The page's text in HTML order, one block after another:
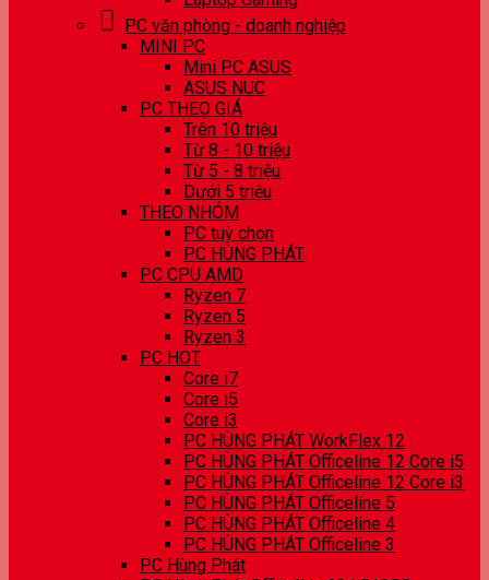
PC văn phòng - doanh nghiệp
MINI PC
Mini PC ASUS
ASUS NUC
PC THEO GIÁ
Trên 10 triệu
Từ 8 - 10 triệu
Từ 5 - 8 triệu
Dưới 5 triệu
THEO NHÓM
PC tuỳ chọn
PC HÙNG PHÁT
PC CPU AMD
Ryzen 7
Ryzen 5
Ryzen 3
PC HOT
Core i7
Core i5
Core i3
PC HÙNG PHÁT WorkFlex 12
PC HÙNG PHÁT Officeline 12 Core i5
PC HÙNG PHÁT Officeline 12 Core i3
PC HÙNG PHÁT Officeline 5
PC HÙNG PHÁT Officeline 4
PC HÙNG PHÁT Officeline 3
PC Hùng Phát